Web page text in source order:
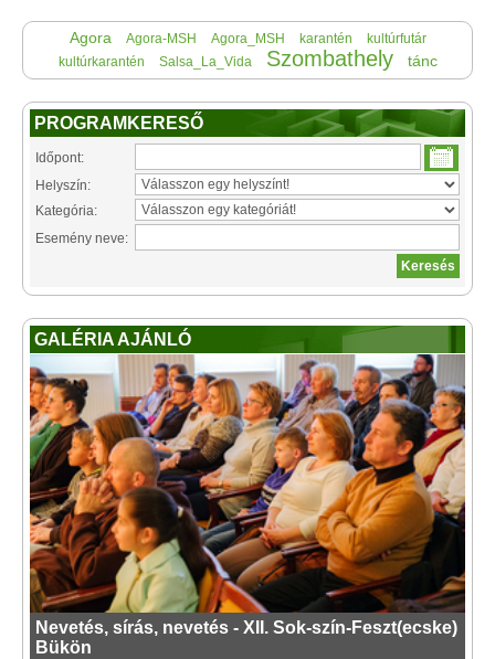
Agora Agora-MSH Agora_MSH karantén
kultúrfutár
kultúrkarantén
Salsa_La_Vida Szombathely tánc
PROGRAMKERESŐ
Időpont:
Helyszín:
Kategória:
Esemény neve:
GALÉRIA AJÁNLÓ
Nevetés, sírás, nevetés - XII. Sok-szín-Feszt(ecske)
Bükön